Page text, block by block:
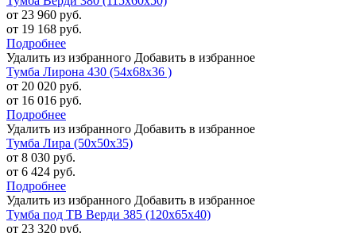
от 23 960 руб.
от 19 168 руб.
Подробнее
Удалить из избранного Добавить в избранное
Тумба Лирона 430 (54х68х36 )
от 20 020 руб.
от 16 016 руб.
Подробнее
Удалить из избранного Добавить в избранное
Тумба Лира (50х50х35)
от 8 030 руб.
от 6 424 руб.
Подробнее
Удалить из избранного Добавить в избранное
Тумба под ТВ Верди 385 (120х65х40)
от 23 320 руб.